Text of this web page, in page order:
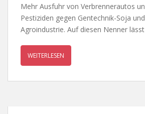
Mehr Ausfuhr von Verbrennerautos
Pestiziden gegen Gentechnik-Soja
Agroindustrie. Auf diesen Nenner
WEITERLESEN